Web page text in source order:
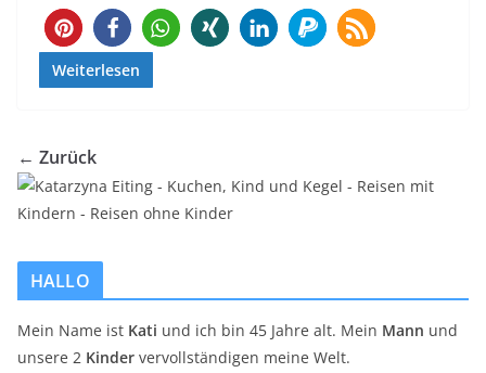
235
Weiterlesen
← Zurück
HALLO
Mein Name ist Kati und ich bin 45 Jahre alt. Mein Mann und
unsere 2 Kinder vervollständigen meine Welt.